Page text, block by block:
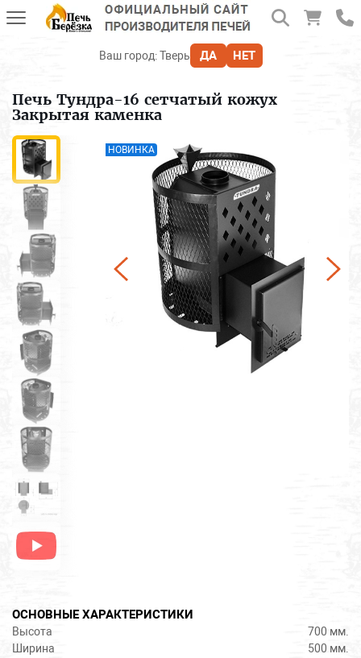
Ваш город: Тверь ДА НЕТ
Печь Тундра-16 сетчатый кожух
Закрытая каменка
НОВИНКА
ОСНОВНЫЕ ХАРАКТЕРИСТИКИ
Высота
700 мм.
Ширина
500 мм.
Берёзка
Берёзка отопительная
Викинг
Витязь
Воевода
Кадет
Комфорт
Корвет
Народная
Оптима
Пегас